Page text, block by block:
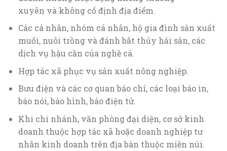
xuyên và không cố định địa điểm.
Các cá nhân, nhóm cá nhân, hộ gia đình sản xuất
muối, nuôi trồng và đánh bắt thủy hải sản, các
dịch vụ hậu cần của nghề cá.
Hợp tác xã phục vụ sản xuất nông nghiệp.
Bưu điện và các cơ quan báo chí, các loại báo in,
báo nói, báo hình, báo điện tử.
Khi chi nhánh, văn phòng đại diện, cơ sở kinh
doanh thuộc hợp tác xã hoặc doanh nghiệp tư
nhân kinh doanh trên địa bàn thuộc miền núi.